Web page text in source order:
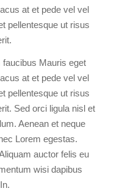
at et pede vel vel
pellentesque ut risus
Mauris eget
at et pede vel vel
pellentesque ut risus
Sed orci ligula nisl et
Aenean et neque
Lorem egestas.
auctor felis eu
wisi dapibus